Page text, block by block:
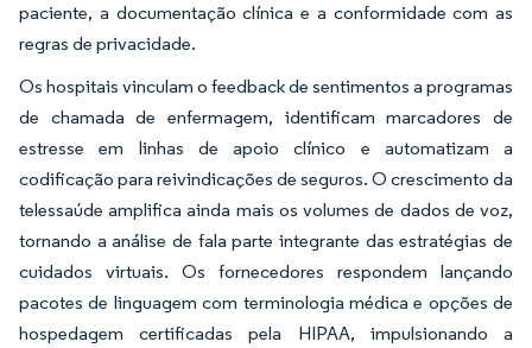
paciente, a documentação clínica e a conformidade com as
regras de privacidade.
Os hospitais vinculam o feedback de sentimentos a programas
de chamada de enfermagem, identificam marcadores de
estresse em linhas de apoio clínico e automatizam a
codificação para reivindicações de seguros. O crescimento da
telessaúde amplifica ainda mais os volumes de dados de voz,
tornando a análise de fala parte integrante das estratégias de
cuidados virtuais. Os fornecedores respondem lançando
pacotes de linguagem com terminologia médica e opções de
hospedagem certificadas pela HIPAA, impulsionando a